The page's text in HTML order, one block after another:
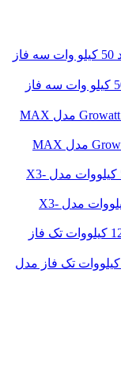
اینورتر خورشیدی GROWATT هیبرید 50 کیلو وات سه فاز
اینورتر متصل به شبکه 100 کیلووات Growatt مدل MAX
اینورتر خورشیدی SOLAX آنگرید 50 کیلووات مدل X3-
اینورتر خورشیدی Go Green آفگرید 12 کیلووات تک فاز مدل